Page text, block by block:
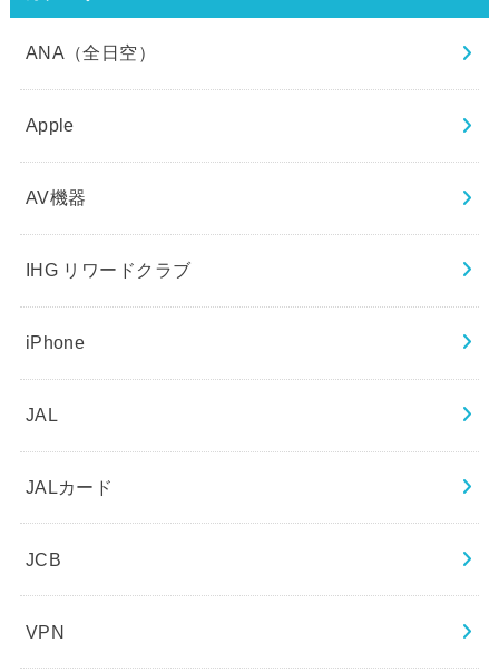
ANA（全日空）
Apple
AV機器
IHG リワードクラブ
iPhone
JAL
JALカード
JCB
VPN